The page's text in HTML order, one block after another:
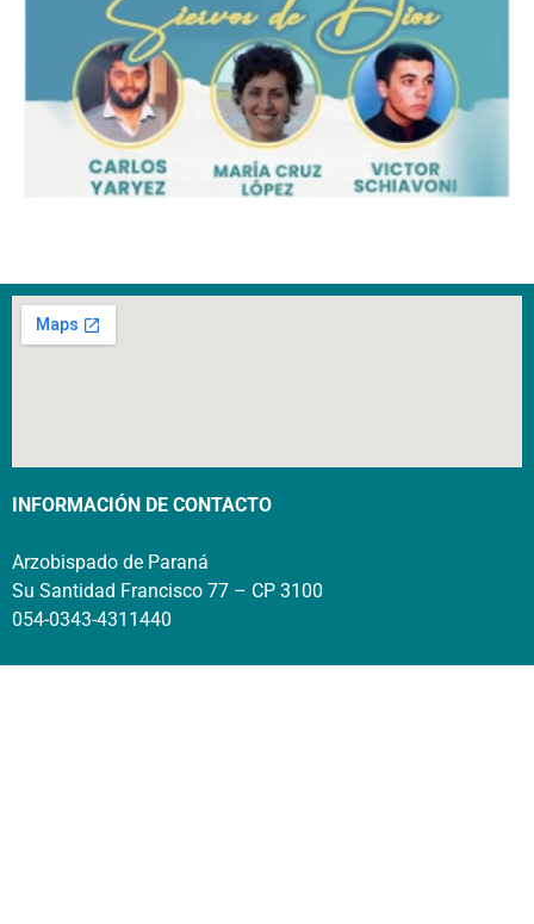
INFORMACIÓN DE CONTACTO
Arzobispado de Paraná
Su Santidad Francisco 77 – CP 3100
054-0343-4311440